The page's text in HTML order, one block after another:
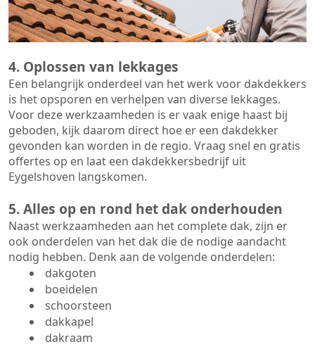
4. Oplossen van lekkages
Een belangrijk onderdeel van het werk voor dakdekkers
is het opsporen en verhelpen van diverse lekkages.
Voor deze werkzaamheden is er vaak enige haast bij
geboden, kijk daarom direct hoe er een dakdekker
gevonden kan worden in de regio. Vraag snel en gratis
offertes op en laat een dakdekkersbedrijf uit
Eygelshoven langskomen.
5. Alles op en rond het dak onderhouden
Naast werkzaamheden aan het complete dak, zijn er
ook onderdelen van het dak die de nodige aandacht
nodig hebben. Denk aan de volgende onderdelen:
dakgoten
boeidelen
schoorsteen
dakkapel
dakraam